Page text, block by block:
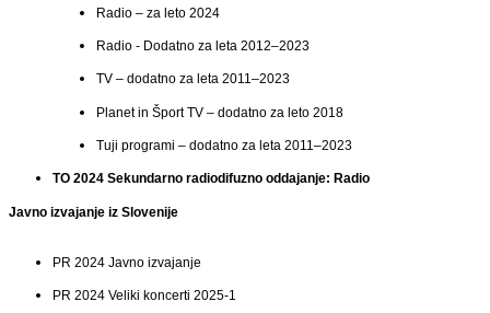
Radio – za leto 2024
Radio - Dodatno za leta 2012–2023
TV – dodatno za leta 2011–2023
Planet in Šport TV – dodatno za leto 2018
Tuji programi – dodatno za leta 2011–2023
TO 2024 Sekundarno radiodifuzno oddajanje: Radio
Javno izvajanje iz Slovenije
PR 2024 Javno izvajanje
PR 2024 Veliki koncerti 2025-1